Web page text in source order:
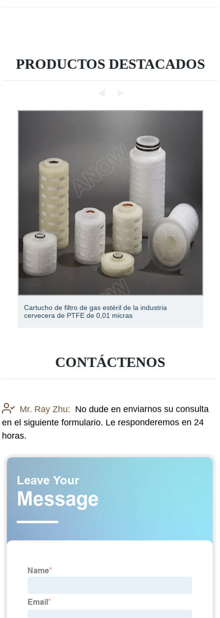
PRODUCTOS DESTACADOS
Cartucho de filtro de gas estéril de la industria
cervecera de PTFE de 0,01 micras
CONTÁCTENOS
Mr. Ray Zhu: No dude en enviarnos su consulta
en el siguiente formulario. Le responderemos en 24
horas.